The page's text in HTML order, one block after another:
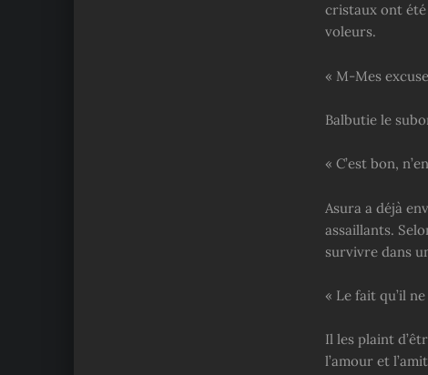
cristaux ont été
voleurs.
« M-Mes
Balbutie le
« C’est bon,
Asura a déjà
assaillants.
survivre dans
« Le fait qu’il
Il les plaint
l’amour et